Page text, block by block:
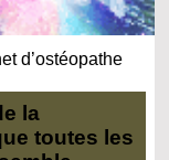
d’ostéopathe
la
toutes les